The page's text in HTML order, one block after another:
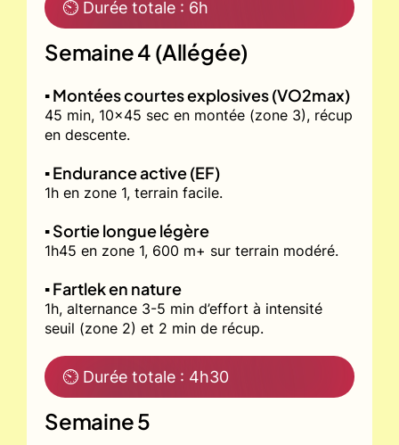
⏲ Durée totale : 6h
Semaine 4 (Allégée)
▪️ Montées courtes explosives (VO2max)
45 min, 10x45 sec en montée (zone 3), récup
en descente.
▪️ Endurance active (EF)
1h en zone 1, terrain facile.
▪️ Sortie longue légère
1h45 en zone 1, 600 m+ sur terrain modéré.
▪️ Fartlek en nature
1h, alternance 3-5 min d’effort à intensité
seuil (zone 2) et 2 min de récup.
⏲ Durée totale : 4h30
Semaine 5